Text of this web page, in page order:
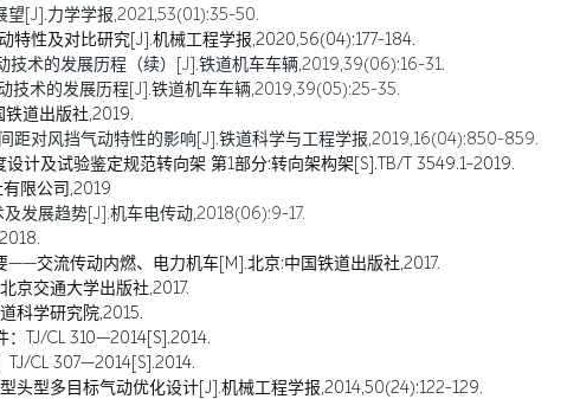
[J].力学学报,2021,53(01):35-50.
特性及对比研究[J].机械工程学报,2020,56(04):177-184.
技术的发展历程（续）[J].铁道机车车辆,2019,39(06):16-31.
技术的发展历程[J].铁道机车车辆,2019,39(05):25-35.
道出版社,2019.
距对风挡气动特性的影响[J].铁道科学与工程学报,2019,16(04):850-859.
计及试验鉴定规范转向架 第1部分:转向架构架[S].TB/T 3549.1-2019.
限公司,2019
发展趋势[J].机车电传动,2018(06):9-17.
交流传动内燃、电力机车[M].北京:中国铁道出版社,2017.
京交通大学出版社,2017.
科学研究院,2015.
TJ/CL 310—2014[S].2014.
CL 307—2014[S].2014.
头型多目标气动优化设计[J].机械工程学报,2014,50(24):122-129.